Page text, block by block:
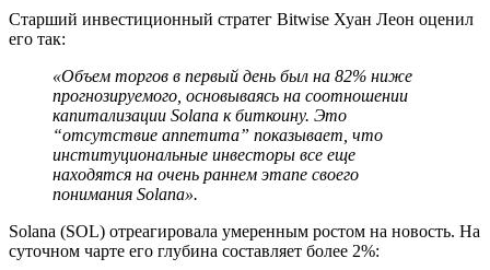
Старший инвестиционный стратег Bitwise Хуан Леон оценил
его так:
«Объем торгов в первый день был на 82% ниже
прогнозируемого, основываясь на соотношении
капитализации Solana к биткоину. Это
“отсутствие аппетита” показывает, что
институциональные инвесторы все еще
находятся на очень раннем этапе своего
понимания Solana».
Solana (SOL) отреагировала умеренным ростом на новость. На
суточном чарте его глубина составляет более 2%: